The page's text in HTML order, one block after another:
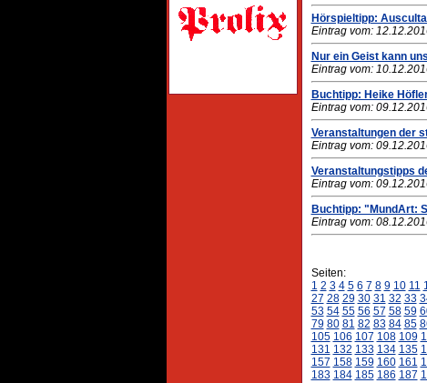
Hörspieltipp:
Eintrag vom:
Nur ein Geist kann
Eintrag vom:
Buchtipp: Heike
Eintrag vom:
Veranstaltungen der
Eintrag vom:
Veranstaltungstipps
Eintrag vom:
Buchtipp: "MundArt:
Eintrag vom:
Seiten:
1 2 3 4 5 6 7 8 9 10 11
27 28 29 30 31 32 33
53 54 55 56 57 58 59
79 80 81 82 83 84 85
105 106 107 108 109
131 132 133 134 135
157 158 159 160 161
183 184 185 186 187